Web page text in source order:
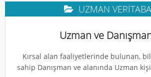
UZMAN
Uzman ve
Kırsal alan faaliyetlerinde bulunan,
sahip Danışman ve alanında Uzman